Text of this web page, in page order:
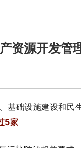
资源开发管
基础设施建设和
5家